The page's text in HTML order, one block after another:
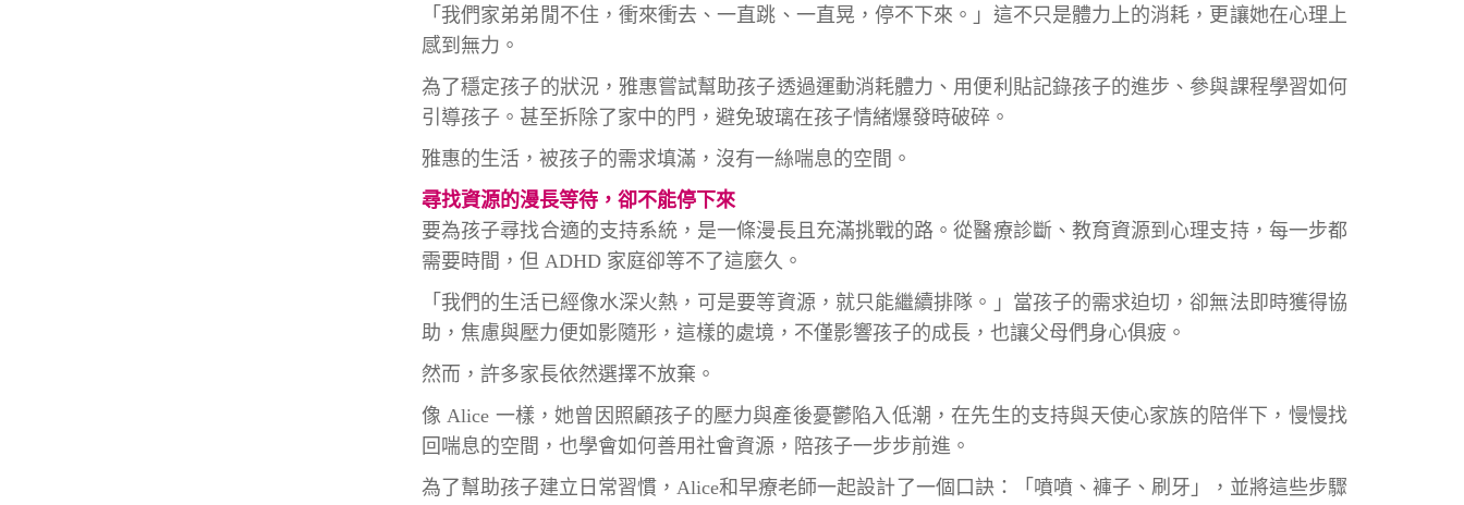
「我們家弟弟閒不住，衝來衝去、一直跳、一直晃，停不下來。」這不只是體力上的消耗，更讓她在心理上
感到無力。
為了穩定孩子的狀況，雅惠嘗試幫助孩子透過運動消耗體力、用便利貼記錄孩子的進步、參與課程學習如何
引導孩子。甚至拆除了家中的門，避免玻璃在孩子情緒爆發時破碎。
雅惠的生活，被孩子的需求填滿，沒有一絲喘息的空間。
尋找資源的漫長等待，卻不能停下來
要為孩子尋找合適的支持系統，是一條漫長且充滿挑戰的路。從醫療診斷、教育資源到心理支持，每一步都
需要時間，但 ADHD 家庭卻等不了這麼久。
「我們的生活已經像水深火熱，可是要等資源，就只能繼續排隊。」當孩子的需求迫切，卻無法即時獲得協
助，焦慮與壓力便如影隨形，這樣的處境，不僅影響孩子的成長，也讓父母們身心俱疲。
然而，許多家長依然選擇不放棄。
像 Alice 一樣，她曾因照顧孩子的壓力與產後憂鬱陷入低潮，在先生的支持與天使心家族的陪伴下，慢慢找
回喘息的空間，也學會如何善用社會資源，陪孩子一步步前進。
為了幫助孩子建立日常習慣，Alice和早療老師一起設計了一個口訣：「噴噴、褲子、刷牙」，並將這些步驟